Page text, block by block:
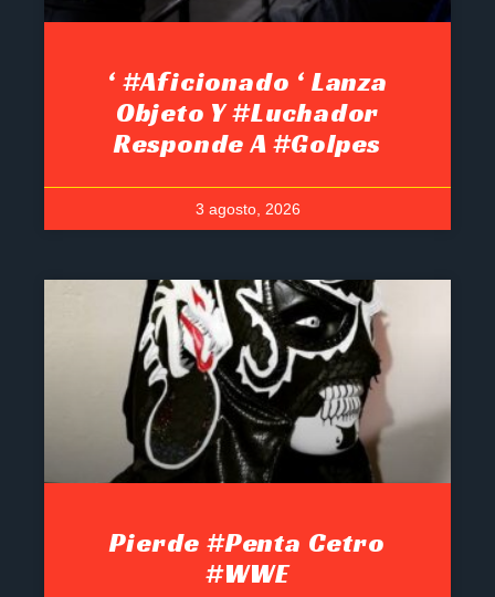
‘ #Aficionado ‘ Lanza
Objeto Y #luchador
Responde A #golpes
3 agosto, 2026
Pierde #Penta Cetro
#WWE